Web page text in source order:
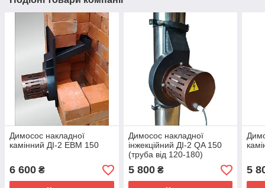
Димосос накладної
камінний ДІ-2 EBM 150
6 600 ₴
Димосос накладної
інжекційний ДІ-2 QA 150
(труба від 120-180)
5 800₴ 5